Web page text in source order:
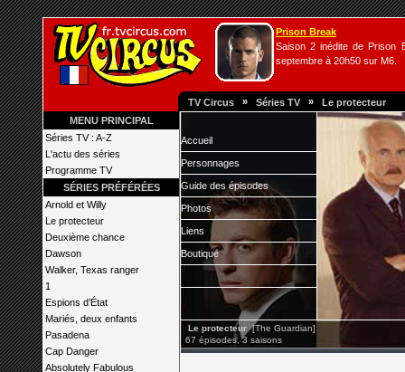
Prison Break
Saison 2 inédite de Prison
septembre à 20h50 sur M6.
TV Circus » Séries TV » Le protecteur
MENU PRINCIPAL
Séries TV : A-Z
L'actu des séries
Programme TV
SÉRIES PRÉFÉRÉES
Arnold et Willy
Le protecteur
Deuxième chance
Dawson
Walker, Texas ranger
1
Espions d’État
Mariés, deux enfants
Pasadena
Cap Danger
Absolutely Fabulous
Accueil
Personnages
Guide des épisodes
Photos
Liens
Boutique
Le protecteur [The Guardian]
67 épisodes, 3 saisons